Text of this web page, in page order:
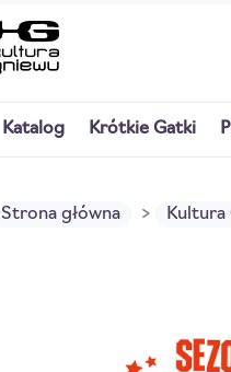
Katalog Krótkie Gatki
Strona główna Kultura